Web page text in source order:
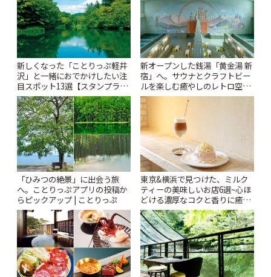
新しくなった「ことりっぷ軽井
沢」と一緒におでかけしたい注
目スポット13選【スタンプラリ
ー開催中】 | ことりっぷ
新オープンした銭湯「黄金湯 新
宿」へ。サウナとクラフトビー
ルを楽しむ癒やしのレトロ空間
| ことりっぷ
「ひみつの絶景」に出会う旅
へ。ことりっぷアプリの投稿か
らピックアップ | ことりっぷ
東京&横浜で見つけた、ミルク
ティーの美味しいお店6選~心ほ
どける濃厚なコクと香りに癒や
されるティータイム~ | ことりっ
ぷ